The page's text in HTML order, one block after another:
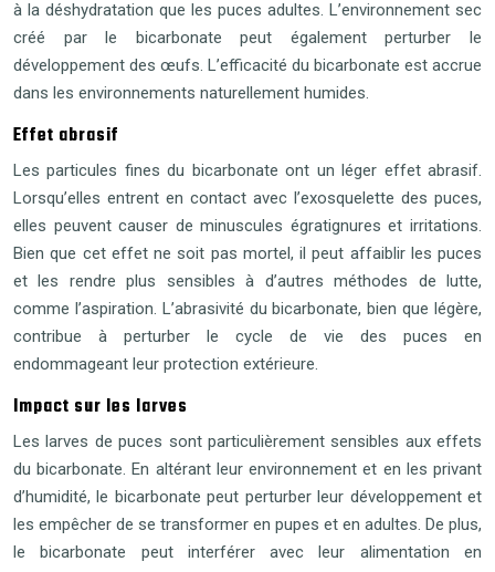
à la déshydratation que les puces adultes. L’environnement sec
créé par le bicarbonate peut également perturber le
développement des œufs. L’efficacité du bicarbonate est accrue
dans les environnements naturellement humides.
Effet abrasif
Les particules fines du bicarbonate ont un léger effet abrasif.
Lorsqu’elles entrent en contact avec l’exosquelette des puces,
elles peuvent causer de minuscules égratignures et irritations.
Bien que cet effet ne soit pas mortel, il peut affaiblir les puces
et les rendre plus sensibles à d’autres méthodes de lutte,
comme l’aspiration. L’abrasivité du bicarbonate, bien que légère,
contribue à perturber le cycle de vie des puces en
endommageant leur protection extérieure.
Impact sur les larves
Les larves de puces sont particulièrement sensibles aux effets
du bicarbonate. En altérant leur environnement et en les privant
d’humidité, le bicarbonate peut perturber leur développement et
les empêcher de se transformer en pupes et en adultes. De plus,
le bicarbonate peut interférer avec leur alimentation en